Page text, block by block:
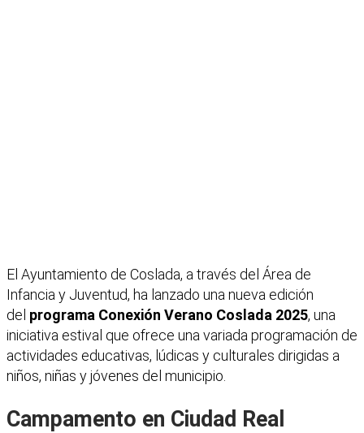
El Ayuntamiento de Coslada, a través del Área de
Infancia y Juventud, ha lanzado una nueva edición
del programa Conexión Verano Coslada 2025, una
iniciativa estival que ofrece una variada programación de
actividades educativas, lúdicas y culturales dirigidas a
niños, niñas y jóvenes del municipio.
Campamento en Ciudad Real